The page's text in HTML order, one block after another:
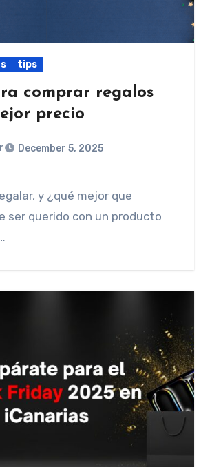
tips
comprar regalos
precio
December 5, 2025
ser querido con un producto